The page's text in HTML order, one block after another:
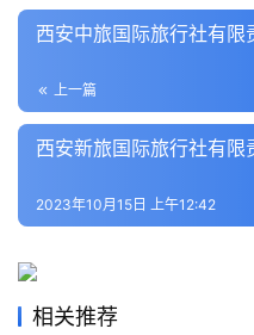
导
游
家
本
地
生
旅
西安中旅国际旅行社有
上一篇
西安新旅国际旅行社有
2023年10月15日 上午12:42
相关推荐